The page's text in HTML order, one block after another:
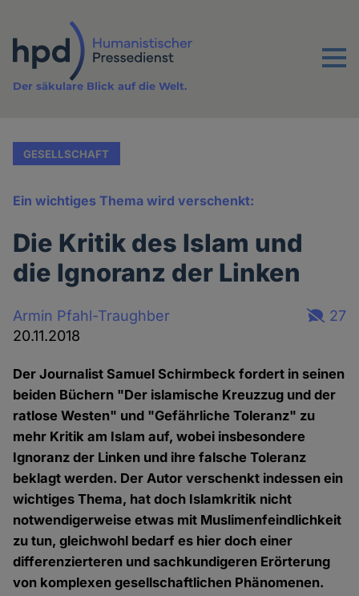
Inhalt
Menu
Der säkulare Blick auf die Welt.
GESELLSCHAFT
Ein wichtiges Thema wird verschenkt:
Die Kritik des Islam und
die Ignoranz der Linken
Armin Pfahl-Traughber
20.11.2018
27
Der Journalist Samuel Schirmbeck fordert in seinen
beiden Büchern "Der islamische Kreuzzug und der
ratlose Westen" und "Gefährliche Toleranz" zu
mehr Kritik am Islam auf, wobei insbesondere
Ignoranz der Linken und ihre falsche Toleranz
beklagt werden. Der Autor verschenkt indessen ein
wichtiges Thema, hat doch Islamkritik nicht
notwendigerweise etwas mit Muslimenfeindlichkeit
zu tun, gleichwohl bedarf es hier doch einer
differenzierteren und sachkundigeren Erörterung
von komplexen gesellschaftlichen Phänomenen.